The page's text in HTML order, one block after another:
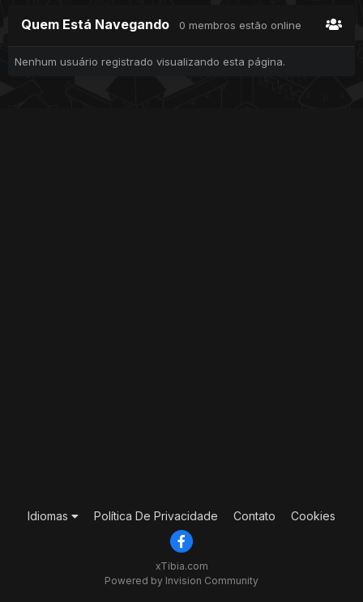
Quem Está Navegando 0 membros estão online
Nenhum usuário registrado visualizando esta página.
Idiomas Política De Privacidade Contato Cookies
xTibia.com
Powered by Invision Community